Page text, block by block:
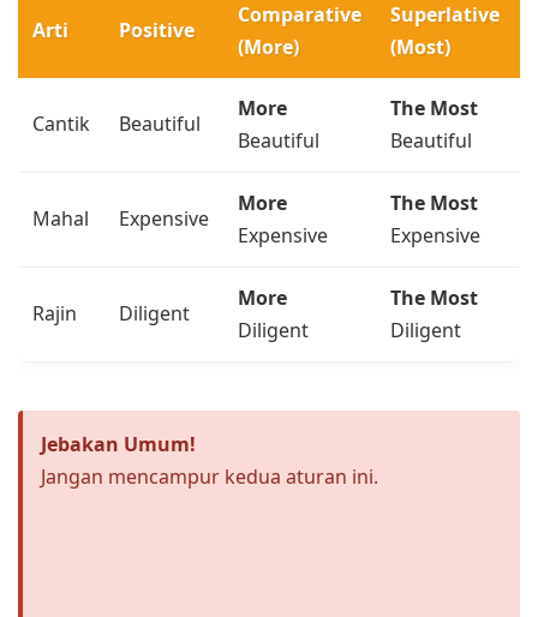
Arti Positive
Comparative
(More)
Superlative
(Most)
Cantik Beautiful
More
Beautiful
The Most
Beautiful
Mahal Expensive
More
Expensive
The Most
Expensive
Rajin Diligent
More
Diligent
The Most
Diligent
Jebakan Umum!
Jangan mencampur kedua aturan ini.